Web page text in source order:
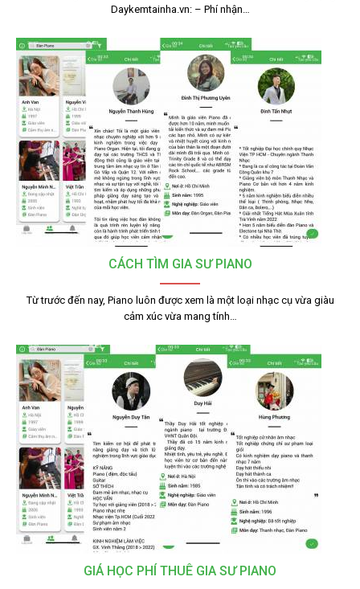
Daykemtainha.vn: – Phí nhận…
CÁCH TÌM GIA SƯ PIANO
Từ trước đến nay, Piano luôn được xem là một loại nhạc cụ vừa giàu
cảm xúc vừa mang tính…
GIÁ HỌC PHÍ THUÊ GIA SƯ PIANO